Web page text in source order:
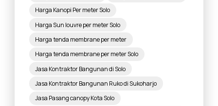
Harga Kanopi Per meter Solo
Harga Sun louvre per meter Solo
Harga tenda membrane per meter
Harga tenda membrane per meter Solo
Jasa Kontraktor Bangunan di Solo
Jasa Kontraktor Bangunan Ruko di Sukoharjo
Jasa Pasang canopy Kota Solo